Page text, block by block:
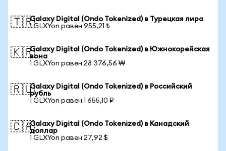
🇹🇷Galaxy Digital (Ondo Tokenized) в Турецкая лира
1 GLXYon равен 955,21 ₺
🇰🇷Galaxy Digital (Ondo Tokenized) в Южнокорейская
вона
1 GLXYon равен 28 376,56 ₩
🇷🇺Galaxy Digital (Ondo Tokenized) в Российский
рубль
1 GLXYon равен 1 655,10 ₽
🇨🇦Galaxy Digital (Ondo Tokenized) в Канадский
доллар
1 GLXYon равен 27,92 $